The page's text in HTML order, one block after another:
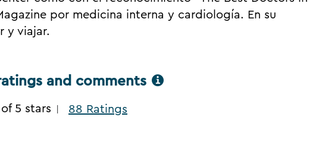
por medicina interna y cardiología. En su
y viajar.
and comments
5 stars 88 Ratings